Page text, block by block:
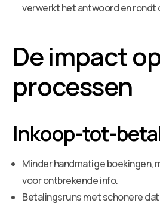
verwerkt het antwoord en rondt
De impact
processen
Inkoop-tot-
Minder handmatige boekingen,
voor ontbrekende info.
Betalingsruns met schonere